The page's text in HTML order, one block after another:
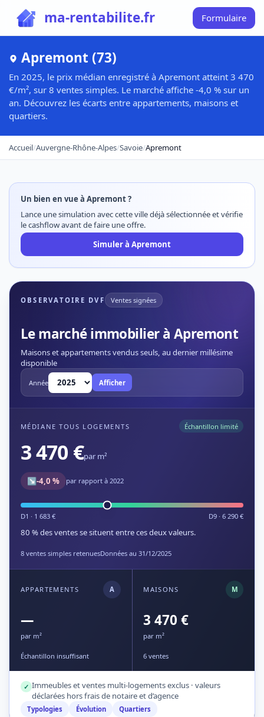
ma-rentabilite.fr Formulaire
Apremont (73)
En 2025, le prix médian enregistré à Apremont atteint 3 470
€/m², sur 8 ventes simples. Le marché affiche -4,0 % sur un
an. Découvrez les écarts entre appartements, maisons et
quartiers.
Accueil/Auvergne-Rhône-Alpes/Savoie/Apremont
Un bien en vue à Apremont ?
Lance une simulation avec cette ville déjà sélectionnée et vérifie
le cashflow avant de faire une offre.
Simuler à Apremont
OBSERVATOIRE DVF Ventes signées
Le marché immobilier à Apremont
Maisons et appartements vendus seuls, au dernier millésime
disponible
Année Afficher
MÉDIANE TOUS LOGEMENTS Échantillon limité
3 470 €par m²
↘-4,0 % par rapport à 2022
D1 · 1 683 € D9 · 6 290 €
80 % des ventes se situent entre ces deux valeurs.
8 ventes simples retenuesDonnées au 31/12/2025
APPARTEMENTS A
—
par m²
Échantillon insuffisant
MAISONS M
3 470 €
par m²
6 ventes
✓ Immeubles et ventes multi-logements exclus · valeurs
déclarées hors frais de notaire et d’agence
Typologies Évolution Quartiers